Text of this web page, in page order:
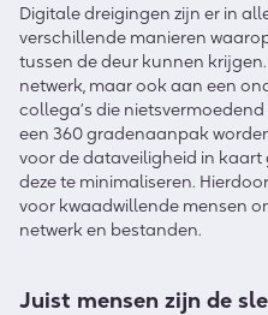
Digitale dreigingen zijn er in
verschillende manieren
tussen de deur kunnen
netwerk, maar ook aan een
collega’s die
een 360 gradenaanpak
voor de dataveiligheid in
deze te minimaliseren.
voor kwaadwillende mensen
netwerk en bestanden.
Juist mensen zijn de